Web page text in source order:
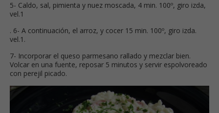
5- Caldo, sal, pimienta y nuez moscada, 4 min. 100º, giro izda,
vel.1
. 6- A continuación, el arroz, y cocer 15 min. 100º, giro izda.
vel.1.
7- Incorporar el queso parmesano rallado y mezclar bien.
Volcar en una fuente, reposar 5 minutos y servir espolvoreado
con perejil picado.